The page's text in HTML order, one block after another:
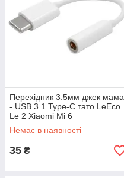
Перехідник 3.5мм джек мама
- USB 3.1 Type-C тато LeEco
Le 2 Xiaomi Mi 6
Немає в наявності
35 ₴